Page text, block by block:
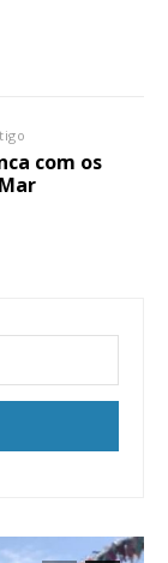
com os